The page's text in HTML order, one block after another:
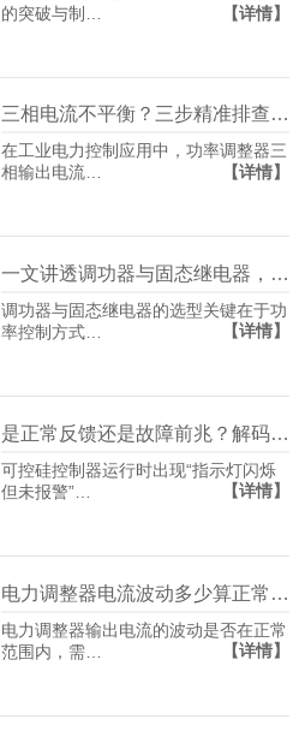
的突破与制…
【详情】
三相电流不平衡？三步精准排查，快速恢复平衡！
在工业电力控制应用中，功率调整器三
相输出电流…
【详情】
一文讲透调功器与固态继电器，告别误选与浪费。
调功器与固态继电器的选型关键在于功
率控制方式…
【详情】
是正常反馈还是故障前兆？解码可控硅控制器的闪烁密语
可控硅控制器运行时出现“指示灯闪烁
但未报警”…
【详情】
电力调整器电流波动多少算正常？一文说清判断标准与应对方法
电力调整器输出电流的波动是否在正常
范围内，需…
【详情】